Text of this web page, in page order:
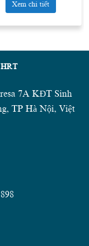
Xem chi tiết
7A KĐT Sinh
TP Hà Nội, Việt